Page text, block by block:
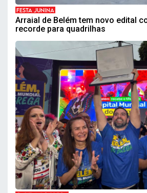
FESTA JUNINA
Arraial de Belém tem novo edital
recorde para quadrilhas